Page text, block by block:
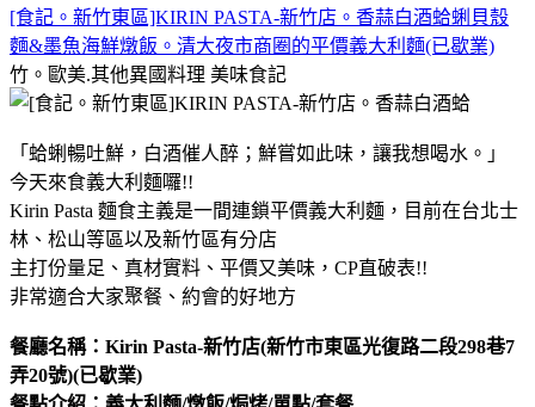
[食記。新竹東區]KIRIN PASTA-新竹店。香蒜白酒蛤蜊貝殼
麵&墨魚海鮮燉飯。清大夜市商圈的平價義大利麵(已歇業)
竹。歐美.其他異國料理 美味食記
「蛤蜊暢吐鮮，白酒催人醉；鮮嘗如此味，讓我想喝水。」
今天來食義大利麵囉!!
Kirin Pasta 麵食主義是一間連鎖平價義大利麵，目前在台北士
林、松山等區以及新竹區有分店
主打份量足、真材實料、平價又美味，CP直破表!!
非常適合大家聚餐、約會的好地方
餐廳名稱：Kirin Pasta-新竹店(新竹市東區光復路二段298巷7
弄20號)(已歇業)